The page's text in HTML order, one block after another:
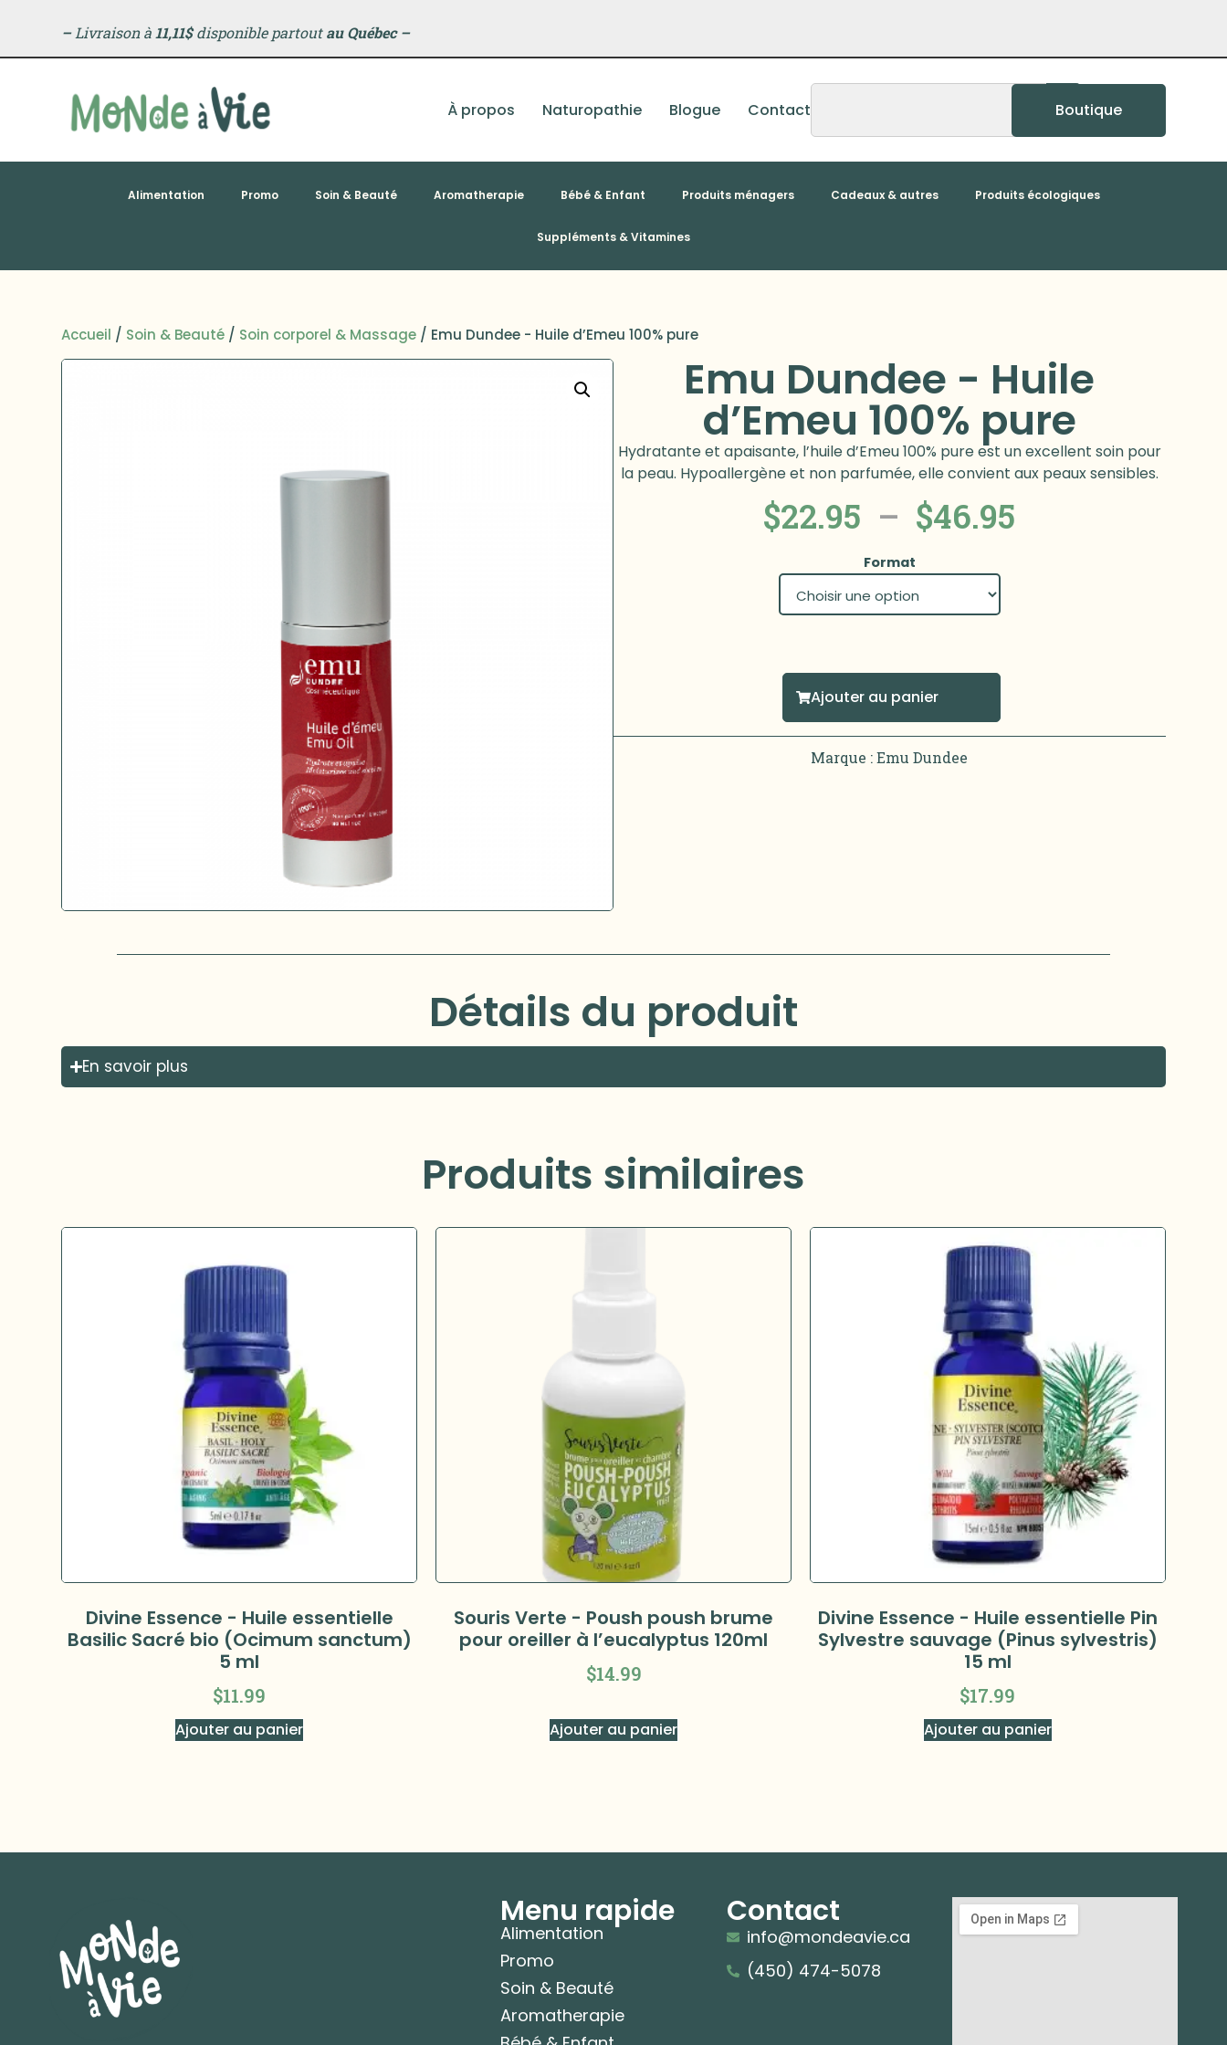
–Livraison à 11,11$disponible partoutau Québec –
À propos Naturopathie Blogue Contact Boutique
Alimentation Promo Soin & Beauté Aromatherapie Bébé & Enfant Produits ménagers Cadeaux & autres Produits écologiques
Suppléments & Vitamines
Accueil / Soin & Beauté / Soin corporel & Massage / Emu Dundee - Huile d’Emeu 100% pure
Emu Dundee - Huile
d’Emeu 100% pure
Hydratante et apaisante, l’huile d’Emeu 100% pure est un excellent soin pour
la peau. Hypoallergène et non parfumée, elle convient aux peaux sensibles.
$22.95 – $46.95
Format
Ajouter au panier
Marque :Emu Dundee
Détails du produit
En savoir plus
Produits similaires
Divine Essence - Huile essentielle
Basilic Sacré bio (Ocimum sanctum)
5 ml
$11.99
Ajouter au panier
Souris Verte - Poush poush brume
pour oreiller à l’eucalyptus 120ml
$14.99
Ajouter au panier
Divine Essence - Huile essentielle Pin
Sylvestre sauvage (Pinus sylvestris)
15 ml
$17.99
Ajouter au panier
Menu rapide
Alimentation
Promo
Soin & Beauté
Aromatherapie
Contact
info@mondeavie.ca
(450) 474-5078